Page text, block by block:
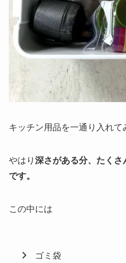
キッチン用品を一通り入れて
やはり 深さがある分、たくさ
です。
この中には
ゴミ袋